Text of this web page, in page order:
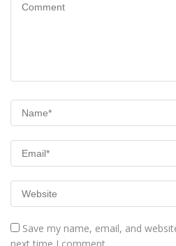
Save my name, email, and